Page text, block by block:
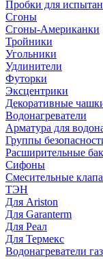
Пробки для
Сгоны
Сгоны-Американки
Тройники
Угольники
Удлинители
Футорки
Эксцентрики
Декоративные
Водонагреватели
Арматура для
Группы
Расширительные
Сифоны
Смесительные
ТЭН
Для Ariston
Для Garanterm
Для Реал
Для Термекс
Водонагреватели